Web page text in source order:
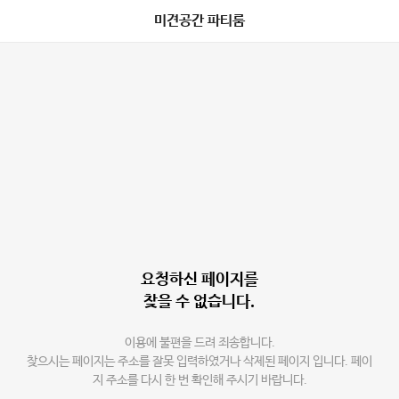
미견공간 파티룸
요청하신 페이지를
찾을 수 없습니다.
이용에 불편을 드려 죄송합니다.
찾으시는 페이지는 주소를 잘못 입력하였거나 삭제된 페이지 입니다. 페이
지 주소를 다시 한 번 확인해 주시기 바랍니다.